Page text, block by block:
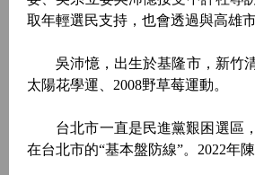
取年輕選民支持，也會透過與高雄
吳沛憶，出生於基隆市，新竹清
太陽花學運、2008野草莓運動。
台北市一直是民進黨艱困選區，
在台北市的“基本盤防線”。2022年